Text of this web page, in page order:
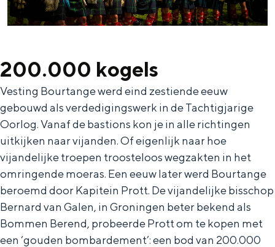
Overnachten was nog nooit zo leuk. Van
wat wils.
Fietsen
Wandelen
Eten & drinken
Winkelen
Overnachten
Met kinderen
Theater, muziek en musea
200.000 kogels
Vesting Bourtange werd eind zestiende eeuw
gebouwd als verdedigingswerk in de Tachtigjarige
Oorlog. Vanaf de bastions kon je in alle richtingen
uitkijken naar vijanden. Of eigenlijk naar hoe
vijandelijke troepen troosteloos wegzakten in het
omringende moeras. Een eeuw later werd Bourtange
beroemd door Kapitein Prott. De vijandelijke bisschop
Bernard van Galen, in Groningen beter bekend als
Bommen Berend, probeerde Prott om te kopen met
een ‘gouden bombardement’: een bod van 200.000